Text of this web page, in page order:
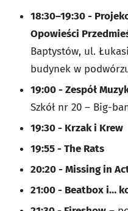
18:30–19:30 -
Opowieści
Baptystów, ul.
budynek w
19:00 - Zespół
Szkół nr 20 – Big-
19:30 - Krzak i Krew
19:55 - The Rats
20:20 - Missing in
21:00 - Beatbox i…